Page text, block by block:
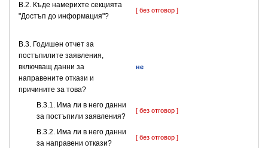
В.2. Къде намерихте секцията
"Достъп до информация"?
[ без отговор ]
В.3. Годишен отчет за
постъпилите заявления,
включващ данни за
направените откази и
причините за това?
не
В.3.1. Има ли в него данни
за постъпили заявления?
[ без отговор ]
В.3.2. Има ли в него данни
за направени откази?
[ без отговор ]